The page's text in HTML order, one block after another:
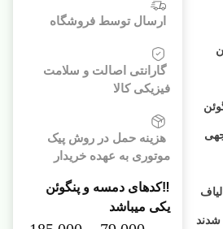
شدند
ارسال توسط فروشگاه
گارانتی اصالت و سلامت
فیزیکی کالا
هزینه حمل در روش پیک
موتوری به عهده خریدار
‼️کدهای دمسه و پنگوئن
یکی میباشد